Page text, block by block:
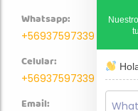
Whatsapp:
+56937597339
Celular:
+56937597339
Email: